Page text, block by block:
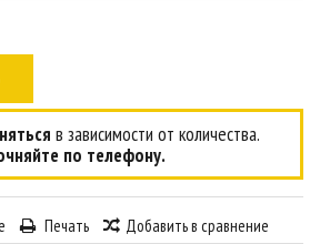
в зависимости от количества.
по телефону.
Печать Добавить в сравнение